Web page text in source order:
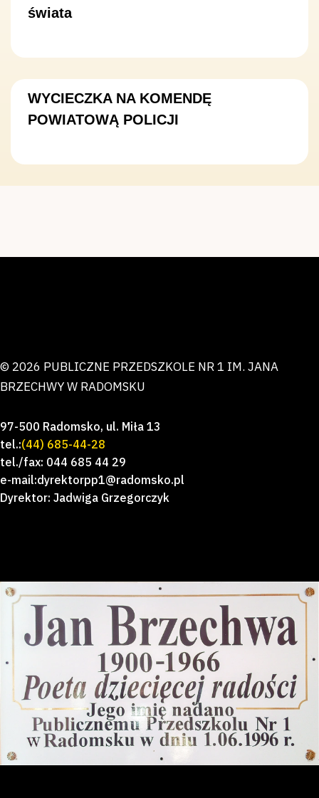
świata
WYCIECZKA NA KOMENDĘ
POWIATOWĄ POLICJI
© 2026 PUBLICZNE PRZEDSZKOLE NR 1 IM. JANA
BRZECHWY W RADOMSKU
97-500 Radomsko, ul. Miła 13
tel.:(44) 685-44-28
tel./fax: 044 685 44 29
e-mail:dyrektorpp1@radomsko.pl
Dyrektor: Jadwiga Grzegorczyk